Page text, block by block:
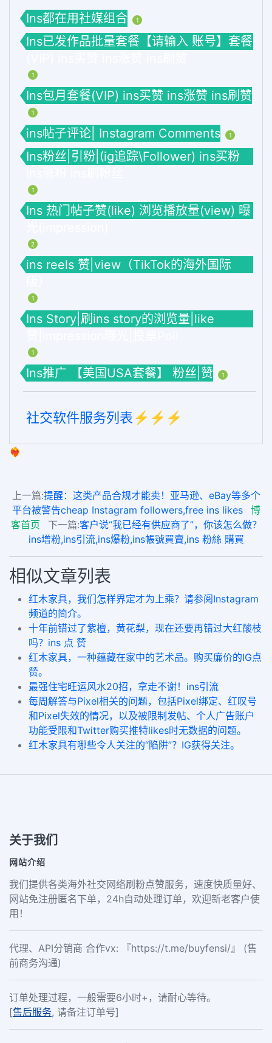
Ins都在用社媒组合 1
Ins已发作品批量套餐【请输入 账号】套餐
1
Ins包月套餐(VIP) ins买赞 ins涨赞 ins刷赞
1
ins帖子评论| Instagram Comments 1
Ins粉丝|引粉|(ig追踪\Follower) ins买粉
1
Ins 热门帖子赞(like) 浏览播放量(view) 曝
2
ins reels 赞|view（TikTok的海外国际
1
Ins Story|刷ins story的浏览量|like
1
Ins推广 【美国USA套餐】 粉丝|赞 1
社交软件服务列表⚡️⚡️⚡️
❤️‍🔥
上一篇:提醒：这类产品合规才能卖！亚马逊、eBay等多个
平台被警告cheap Instagram followers,free ins likes
博
客首页
下一篇:客户说“我已经有供应商了”，你该怎么做？
ins增粉,ins引流,ins爆粉,ins帳號買賣,ins 粉絲 購買
相似文章列表
红木家具，我们怎样界定才为上乘？请参阅Instagram
频道的简介。
十年前错过了紫檀，黄花梨，现在还要再错过大红酸枝
吗？ins 点 赞
红木家具，一种蕴藏在家中的艺术品。购买廉价的IG点
赞。
最强住宅旺运风水20招，拿走不谢！ins引流
每周解答与Pixel相关的问题，包括Pixel绑定、红叹号
和Pixel失效的情况，以及被限制发帖、个人广告账户
功能受限和Twitter购买推特likes时无数据的问题。
红木家具有哪些令人关注的“陷阱”？IG获得关注。
关于我们
网站介绍
我们提供各类海外社交网络刷粉点赞服务，速度快质量好、
网站免注册匿名下单，24h自动处理订单，欢迎新老客户使
用！
代理、API分销商 合作vx: 『https://t.me/buyfensi/』 (售
前商务沟通)
订单处理过程，一般需要6小时+，请耐心等待。
[售后服务, 请备注订单号]